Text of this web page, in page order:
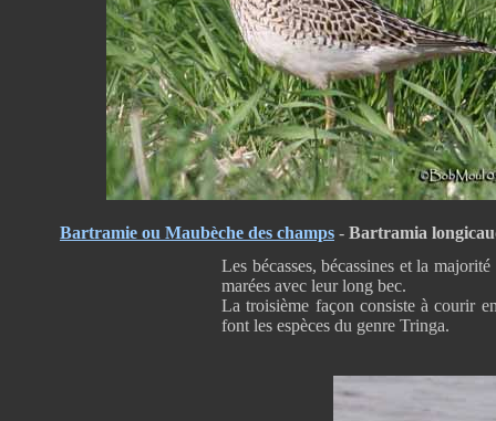
Les bécasses, bécassines et la
marées avec leur long bec.
La troisième façon consiste à courir
font les espèces du genre Tringa.
Bartramie ou Maubèche des champs - Bartramia